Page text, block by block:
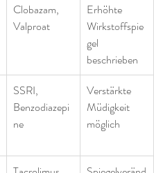
Clobazam,
Valproat
Erhöhte
Wirkstoffspie
gel
beschrieben
SSRI,
Benzodiazepi
ne
Verstärkte
Müdigkeit
möglich